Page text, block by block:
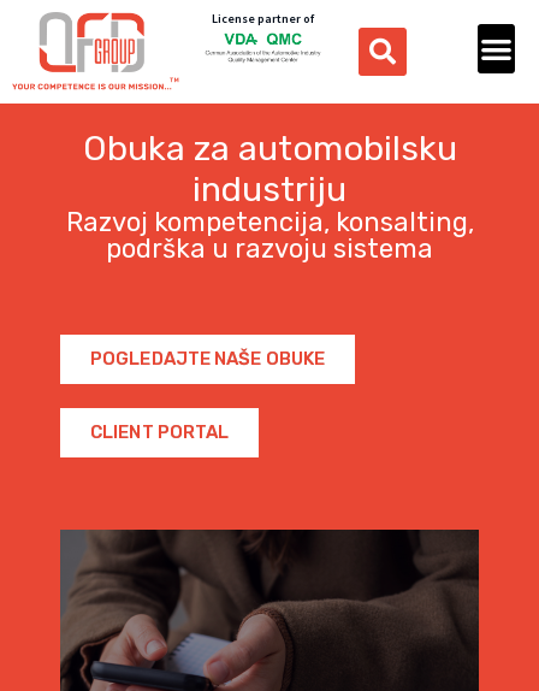
License partner of
Obuka za automobilsku
industriju
Razvoj kompetencija, konsalting,
podrška u razvoju sistema
POGLEDAJTE NAŠE OBUKE
CLIENT PORTAL